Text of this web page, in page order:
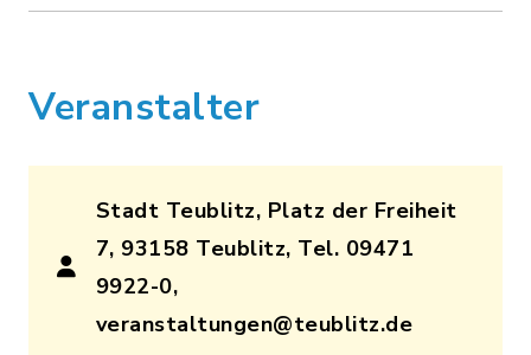
Veranstalter
Stadt Teublitz, Platz der Freiheit
7, 93158 Teublitz, Tel. 09471
9922-0,
veranstaltungen@teublitz.de